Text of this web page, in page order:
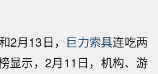
2月13日， 巨力索具连吃两
显示，2月11日，机构、游